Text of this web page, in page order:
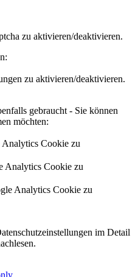
zu aktivieren/deaktivieren.
zu aktivieren/deaktivieren.
gebraucht - Sie können
möchten:
Cookie zu
Analytics Cookie zu
Analytics Cookie zu
im Detail